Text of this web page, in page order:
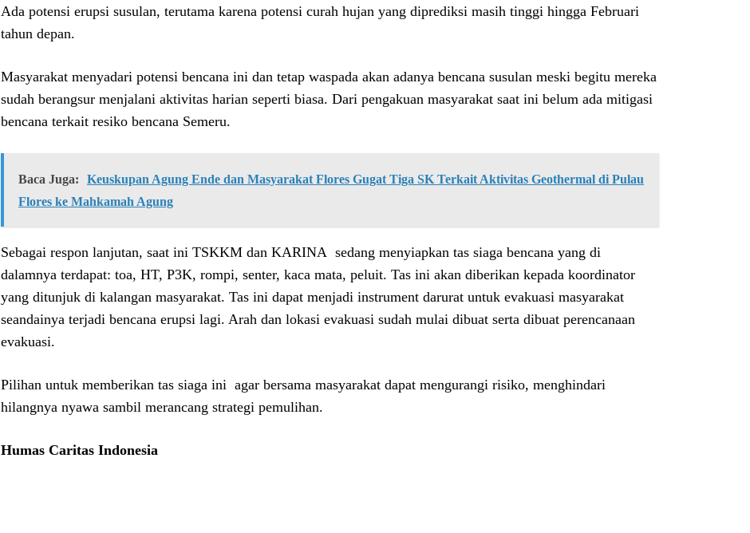
Ada potensi erupsi susulan, terutama karena potensi curah hujan yang diprediksi masih tinggi hingga Februari
tahun depan.
Masyarakat menyadari potensi bencana ini dan tetap waspada akan adanya bencana susulan meski begitu mereka
sudah berangsur menjalani aktivitas harian seperti biasa. Dari pengakuan masyarakat saat ini belum ada mitigasi
bencana terkait resiko bencana Semeru.
Baca Juga:
Keuskupan Agung Ende dan Masyarakat Flores Gugat Tiga SK Terkait Aktivitas Geothermal di Pulau
Flores ke Mahkamah Agung
Sebagai respon lanjutan, saat ini TSKKM dan KARINA sedang menyiapkan tas siaga bencana yang di
dalamnya terdapat: toa, HT, P3K, rompi, senter, kaca mata, peluit. Tas ini akan diberikan kepada koordinator
yang ditunjuk di kalangan masyarakat. Tas ini dapat menjadi instrument darurat untuk evakuasi masyarakat
seandainya terjadi bencana erupsi lagi. Arah dan lokasi evakuasi sudah mulai dibuat serta dibuat perencanaan
evakuasi.
Pilihan untuk memberikan tas siaga ini agar bersama masyarakat dapat mengurangi risiko, menghindari
hilangnya nyawa sambil merancang strategi pemulihan.
Humas Caritas Indonesia